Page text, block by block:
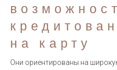
на карту
Они ориентированы на